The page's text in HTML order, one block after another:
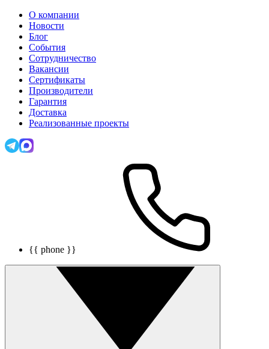
О компании
Новости
Блог
События
Сотрудничество
Вакансии
Сертификаты
Производители
Гарантия
Доставка
Реализованные проекты
{{ phone }}